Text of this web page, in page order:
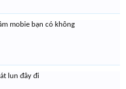
mobie bạn có không
lun đây đi